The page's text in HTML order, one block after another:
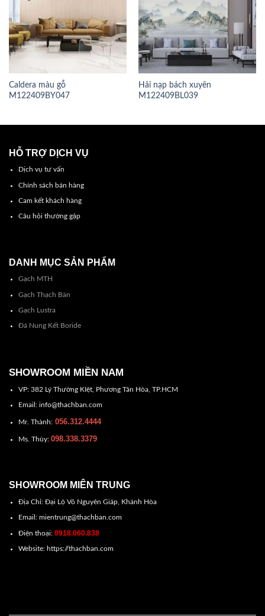
Caldera màu gỗ
M122409BY047
Hải nạp bách xuyên
M122409BL039
HỖ TRỢ DỊCH VỤ
Dịch vụ tư vấn
Chính sách bán hàng
Cam kết khách hàng
Câu hỏi thường gặp
DANH MỤC SẢN PHẨM
Gạch MTH
Gạch Thạch Bàn
Gạch Lustra
Đá Nung Kết Boride
SHOWROOM MIỀN NAM
VP: 382 Lý Thường KIệt, Phương Tân Hòa, TP.HCM
Email: info@thachban.com
Mr. Thành:056.312.4444
Ms. Thùy: 098.338.3379
SHOWROOM MIÊN TRUNG
Địa Chỉ: Đại Lộ Võ Nguyên Giáp, Khánh Hòa
Email: mientrung@thachban.com
Điện thoại: 0918.060.838
Website: https://thachban.com